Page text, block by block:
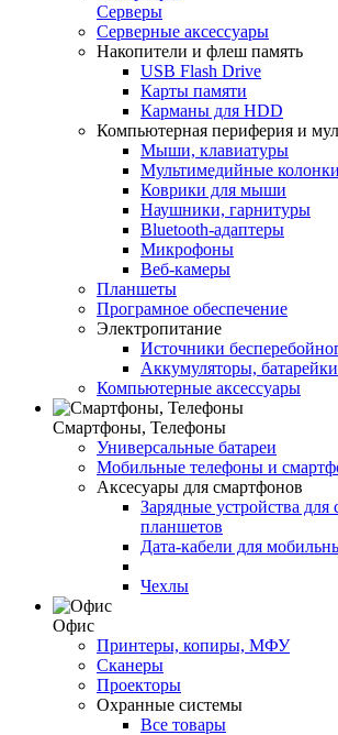
Серверы
Серверные аксессуары
Накопители и флеш память
USB Flash Drive
Карты памяти
Карманы для HDD
Компьютерная периферия и
Мыши, клавиатуры
Мультимедийные колонки
Коврики для мыши
Наушники, гарнитуры
Bluetooth-адаптеры
Микрофоны
Веб-камеры
Планшеты
Програмное обеспечение
Электропитание
Источники
Аккумуляторы, батарейки
Компьютерные аксессуары
Смартфоны, Телефоны
Универсальные батареи
Мобильные телефоны и
Аксесуары для смартфонов
Зарядные устройства для
планшетов
Дата-кабели для
Чехлы
Офис
Принтеры, копиры, МФУ
Сканеры
Проекторы
Охранные системы
Все товары